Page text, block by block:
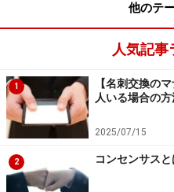
相手が上司の場合はもち
しても、時間や約束を守
す。
2.相手の意見をちゃんと聞く
相手が同僚や部下であっ
重し、意見をきちんと聞く
他のテ
人気記事
1
【名刺交換の
人いる場合の
2025/07/15
2 コンセンサス